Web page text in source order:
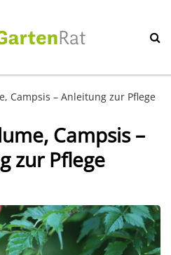
Campsis – Anleitung zur Pflege
Campsis –
zur Pflege